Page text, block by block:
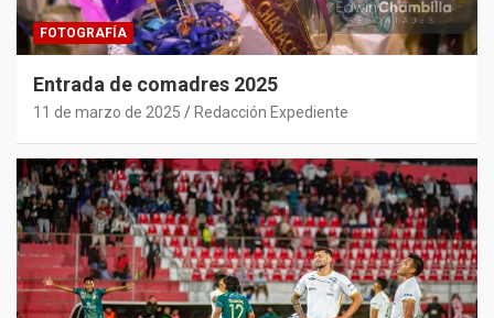
FOTOGRAFÍA
Entrada de comadres 2025
11 de marzo de 2025 Redacción Expediente